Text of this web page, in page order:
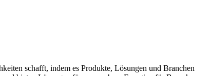
schafft, indem es Produkte, Lösungen und Branchen